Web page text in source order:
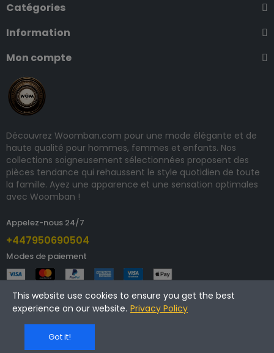
Catégories
Information
Mon compte
Découvrez Woomban.com pour une mode élégante et de
haute qualité pour hommes, femmes et enfants. Nos
collections soigneusement sélectionnées proposent des
pièces tendance qui rehaussent le style quotidien de toute
la famille. Ayez une apparence et une sensation optimales
avec Woomban !
Appelez-nous 24/7
+447950690504
Modes de paiement
Copyright © 2024 woomban.com. Tous droits réservés.
This website use cookies to ensure you get the best
experience on our website. Privacy Policy
Got it!